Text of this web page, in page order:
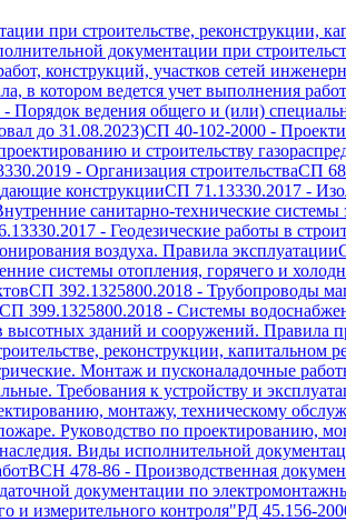
при строительстве, реконструкции,
документации при
конструкций, участков сетей
котором ведется учет выполнения работ
- Порядок ведения общего и (или)
до 31.08.2023)СП 40-102-2000 -
и строительству
- Организация строительстваСП
конструкцииСП 71.13330.2017 -
санитарно-технические системы
- Геодезические работы в
воздуха. Правила эксплуатации
системы отопления, горячего и
СП 392.1325800.2018 - Трубопроводы
СП 399.1325800.2018 - Системы
зданий и сооружений. Правила
реконструкции, капитальном
Монтаж и пусконаладочные
Требования к устройству и
монтажу, техническому
Руководство по проектированию,
Виды исполнительной
ВСН 478-86 - Производственная
документации по
и измерительного контроля"РД 45.156-